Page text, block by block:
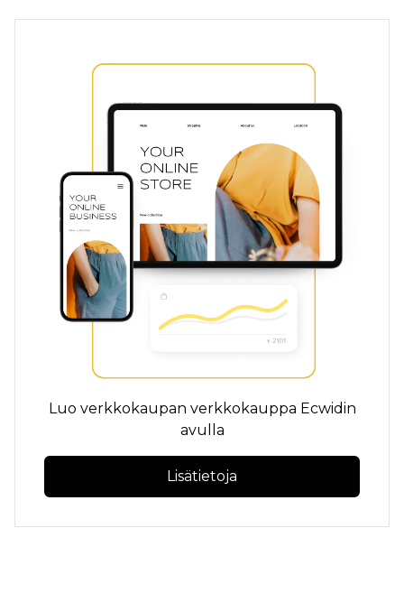
Luo verkkokaupan verkkokauppa Ecwidin
avulla
Lisätietoja